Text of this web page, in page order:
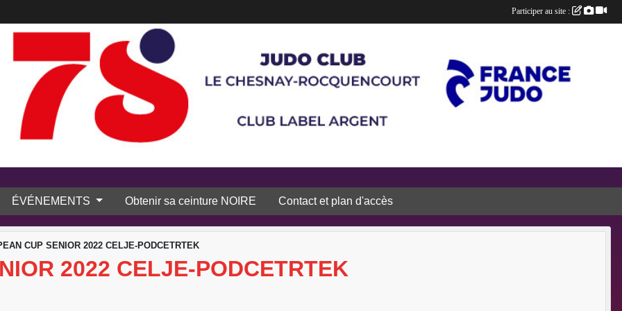
ÉVÉNEMENTS Obtenir sa ceinture NOIRE Contact et plan d'accès
CUP SENIOR 2022 CELJE-PODCETRTEK
2022 CELJE-PODCETRTEK
Participer au site :